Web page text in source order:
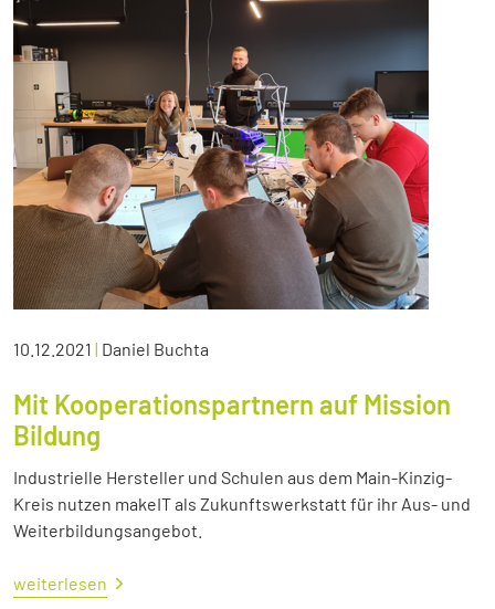
10.12.2021 | Daniel Buchta
Mit Kooperationspartnern auf Mission
Bildung
Industrielle Hersteller und Schulen aus dem Main-Kinzig-
Kreis nutzen makeIT als Zukunftswerkstatt für ihr Aus- und
Weiterbildungsangebot.
weiterlesen